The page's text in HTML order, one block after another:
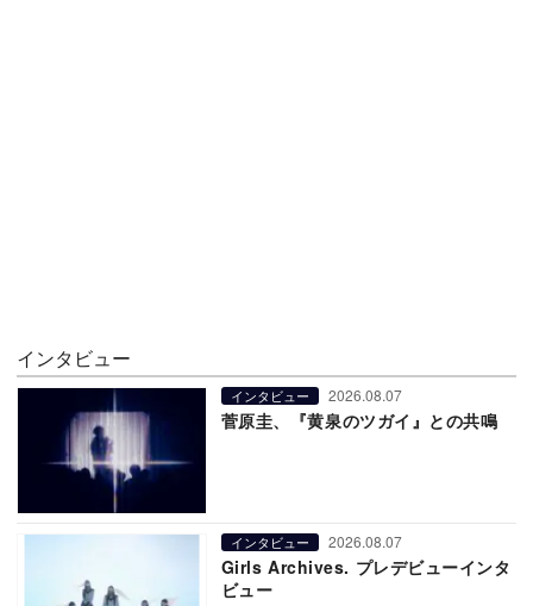
インタビュー
インタビュー 2026.08.07
菅原圭、『黄泉のツガイ』との共鳴
インタビュー 2026.08.07
Girls Archives. プレデビューインタ
ビュー